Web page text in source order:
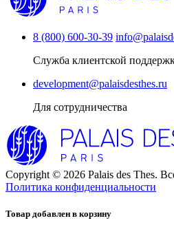
8 (800) 600-30-39
Служба клиентской
development@palaisdesthes.ru
Для сотрудничества
Copyright © 2026 Palais des Thes.
Политика конфиденциальности
Товар добавлен в корзину